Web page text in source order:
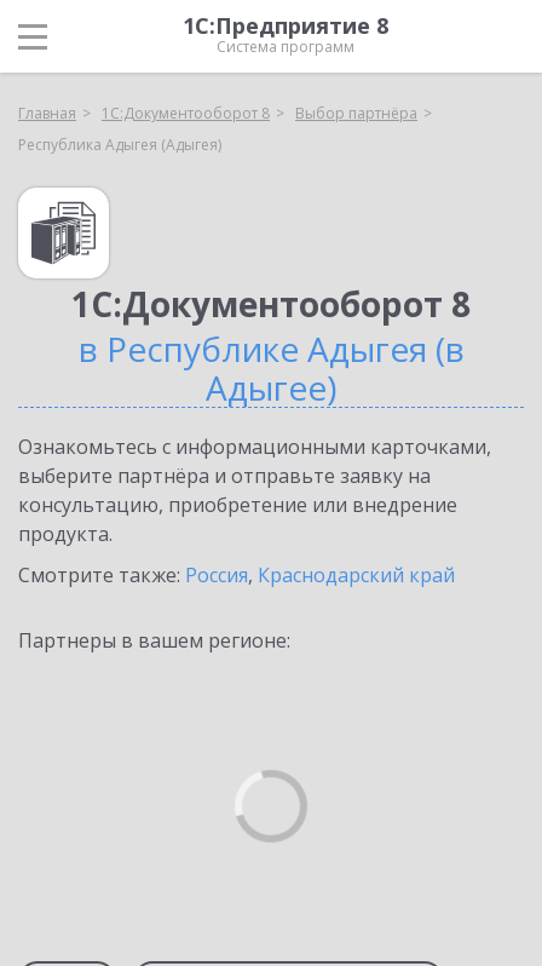
1С:Предприятие 8
Система программ
Главная 1С:Документооборот 8
Выбор партнёра
Республика Адыгея (Адыгея)
1С:Документооборот 8
в Республике Адыгея (в
Адыгее)
Ознакомьтесь с информационными карточками,
выберите партнёра и отправьте заявку на
консультацию, приобретение или внедрение
продукта.
Смотрите также: Россия, Краснодарский край
Партнеры в вашем регионе: